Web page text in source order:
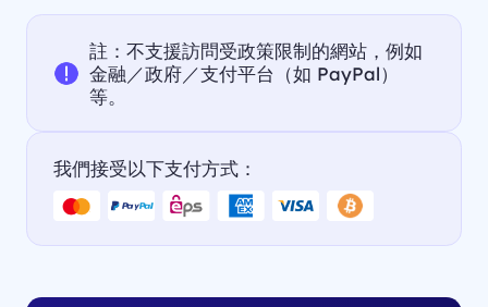
註：不支援訪問受政策限制的網站，例如
金融／政府／支付平台（如 PayPal）
等。
我們接受以下支付方式：